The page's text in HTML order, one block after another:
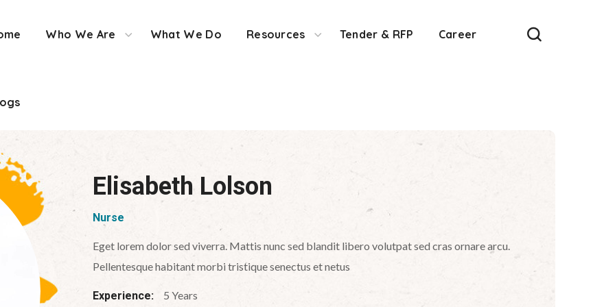
Who We Are What We Do Resources Tender & RFP Career
Elisabeth Lolson
Nurse
Eget lorem dolor sed viverra. Mattis nunc sed blandit libero volutpat sed cras ornare arcu.
Pellentesque habitant morbi tristique senectus et netus
Experience: 5 Years